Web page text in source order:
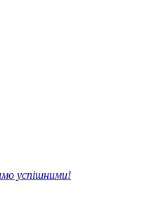
успішними!